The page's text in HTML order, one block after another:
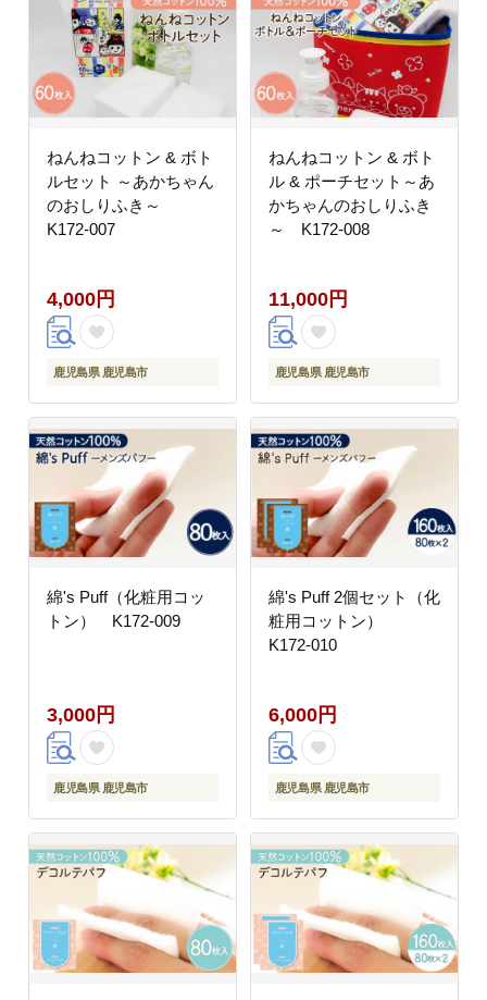
ねんねコットン & ボト
ルセット ～あかちゃん
のおしりふき～
K172-007
4,000円
鹿児島県 鹿児島市
ねんねコットン & ボト
ル & ポーチセット～あ
かちゃんのおしりふき
～ K172-008
11,000円
鹿児島県 鹿児島市
綿's Puff（化粧用コッ
トン） K172-009
3,000円
鹿児島県 鹿児島市
綿's Puff 2個セット（化
粧用コットン）
K172-010
6,000円
鹿児島県 鹿児島市